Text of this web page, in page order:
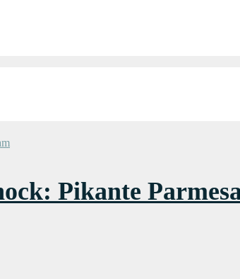
Pikante